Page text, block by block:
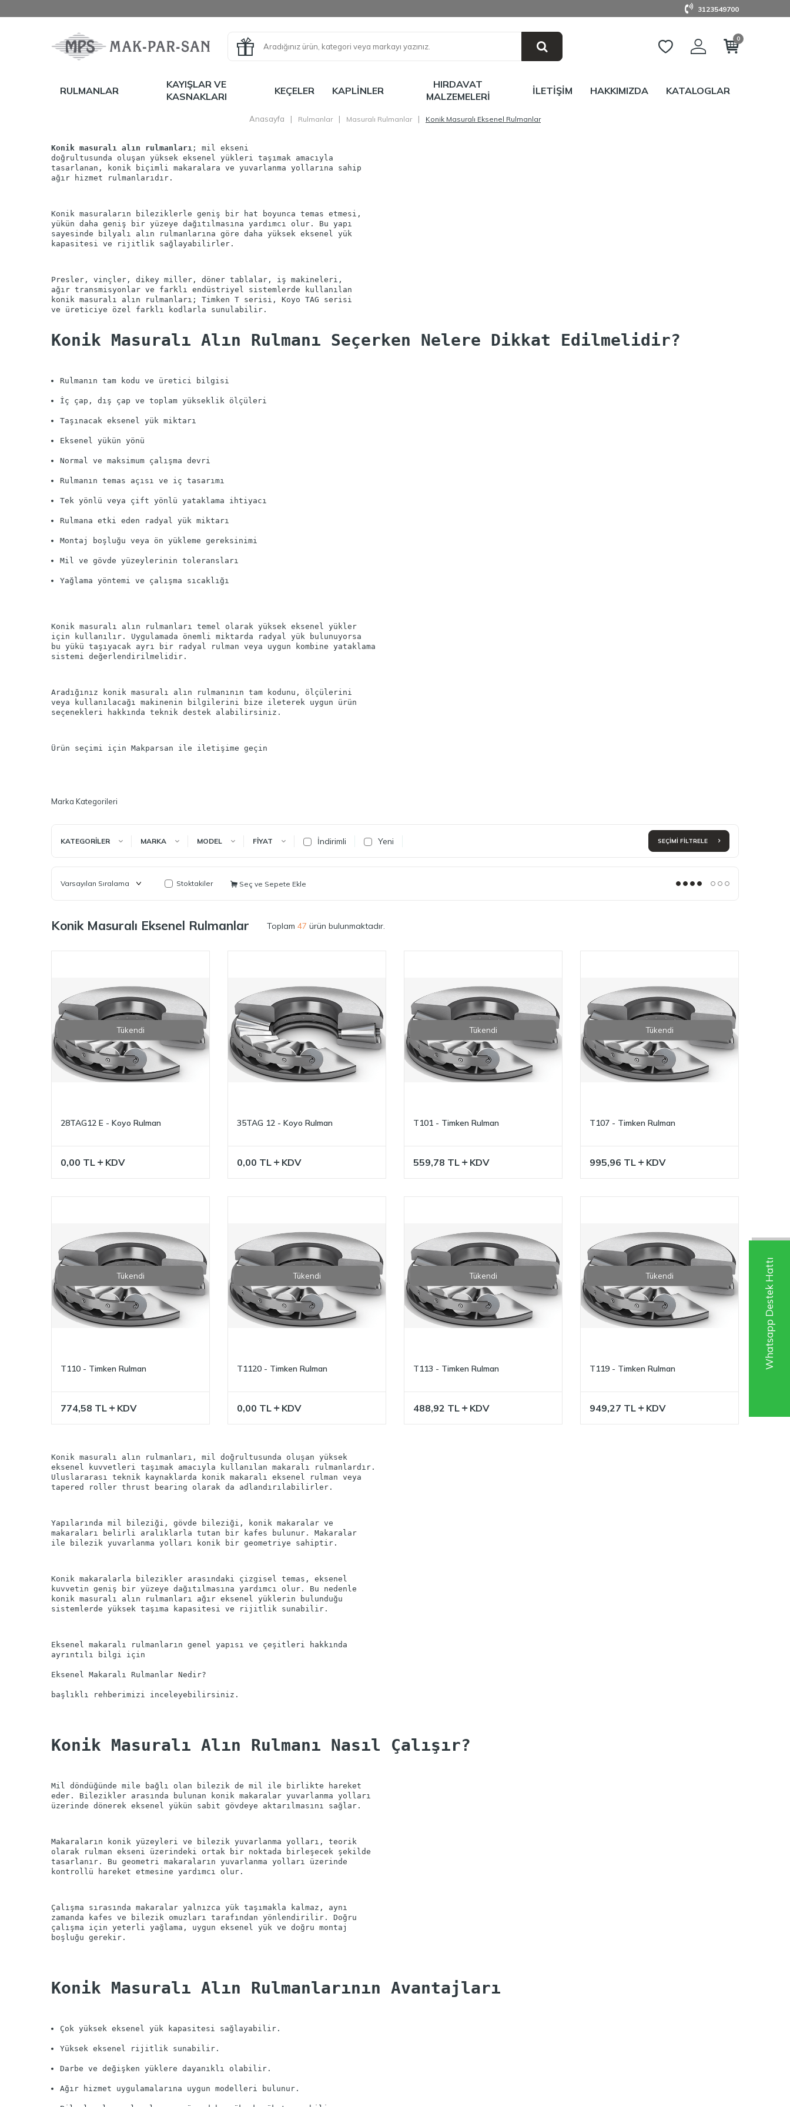
Whatsapp Destek Hattı
3123549700
0
RULMANLAR
KAYIŞLAR VE
KASNAKLARI
KEÇELER KAPLINLER
HIRDAVAT
MALZEMELERI
İLETIŞIM HAKKIMIZDA KATALOGLAR
Anasayfa | Rulmanlar | Masuralı Rulmanlar | Konik Masuralı Eksenel Rulmanlar
Konik masuralı alın rulmanları ; mil ekseni
doğrultusunda oluşan yüksek eksenel yükleri taşımak amacıyla
tasarlanan, konik biçimli makaralara ve yuvarlanma yollarına sahip
Konik masuraların bileziklerle geniş bir hat boyunca temas etmesi,
yükün daha geniş bir yüzeye dağıtılmasına yardımcı olur. Bu yapı
sayesinde bilyalı alın rulmanlarına göre daha yüksek eksenel yük
Presler, vinçler, dikey miller, döner tablalar, iş makineleri,
ağır transmisyonlar ve farklı endüstriyel sistemlerde kullanılan
konik masuralı alın rulmanları; Timken T serisi, Koyo TAG serisi
Konik Masuralı Alın Rulmanı Seçerken Nelere Dikkat Edilmelidir?
Rulmanın tam kodu ve üretici bilgisi
İç çap, dış çap ve toplam yükseklik ölçüleri
Taşınacak eksenel yük miktarı
Eksenel yükün yönü
Normal ve maksimum çalışma devri
Rulmanın temas açısı ve iç tasarımı
Tek yönlü veya çift yönlü yataklama ihtiyacı
Rulmana etki eden radyal yük miktarı
Montaj boşluğu veya ön yükleme gereksinimi
Mil ve gövde yüzeylerinin toleransları
Yağlama yöntemi ve çalışma sıcaklığı
Konik masuralı alın rulmanları temel olarak yüksek eksenel yükler
için kullanılır. Uygulamada önemli miktarda radyal yük bulunuyorsa
bu yükü taşıyacak ayrı bir radyal rulman veya uygun kombine yataklama
Aradığınız konik masuralı alın rulmanının tam kodunu, ölçülerini
veya kullanılacağı makinenin bilgilerini bize ileterek uygun ürün
Ürün seçimi için Makparsan ile iletişime geçin
Marka Kategorileri
KATEGORILER MARKA MODEL FIYAT İndirimli Yeni SEÇIMI FILTRELE
Stoktakiler Seç ve Sepete Ekle
Konik Masuralı Eksenel Rulmanlar Toplam 47 ürün bulunmaktadır.
Tükendi
28TAG12 E - Koyo Rulman
0,00 TL KDV
35TAG 12 - Koyo Rulman
0,00 TL KDV
Tükendi
T101 - Timken Rulman
559,78 TL KDV
Tükendi
T107 - Timken Rulman
995,96 TL KDV
Tükendi
T110 - Timken Rulman
774,58 TL KDV
Tükendi
T1120 - Timken Rulman
0,00 TL KDV
Tükendi
T113 - Timken Rulman
488,92 TL KDV
Tükendi
T119 - Timken Rulman
949,27 TL KDV
Konik masuralı alın rulmanları, mil doğrultusunda oluşan yüksek
eksenel kuvvetleri taşımak amacıyla kullanılan makaralı rulmanlardır.
Uluslararası teknik kaynaklarda konik makaralı eksenel rulman veya
Yapılarında mil bileziği, gövde bileziği, konik makaralar ve
makaraları belirli aralıklarla tutan bir kafes bulunur. Makaralar
Konik makaralarla bilezikler arasındaki çizgisel temas, eksenel
kuvvetin geniş bir yüzeye dağıtılmasına yardımcı olur. Bu nedenle
konik masuralı alın rulmanları ağır eksenel yüklerin bulunduğu
Eksenel makaralı rulmanların genel yapısı ve çeşitleri hakkında
Konik Masuralı Alın Rulmanı Nasıl Çalışır?
Mil döndüğünde mile bağlı olan bilezik de mil ile birlikte hareket
eder. Bilezikler arasında bulunan konik makaralar yuvarlanma yolları
Makaraların konik yüzeyleri ve bilezik yuvarlanma yolları, teorik
olarak rulman ekseni üzerindeki ortak bir noktada birleşecek şekilde
tasarlanır. Bu geometri makaraların yuvarlanma yolları üzerinde
Çalışma sırasında makaralar yalnızca yük taşımakla kalmaz, aynı
zamanda kafes ve bilezik omuzları tarafından yönlendirilir. Doğru
çalışma için yeterli yağlama, uygun eksenel yük ve doğru montaj
Konik Masuralı Alın Rulmanlarının Avantajları
Çok yüksek eksenel yük kapasitesi sağlayabilir.
Yüksek eksenel rijitlik sunabilir.
Darbe ve değişken yüklere dayanıklı olabilir.
Ağır hizmet uygulamalarına uygun modelleri bulunur.